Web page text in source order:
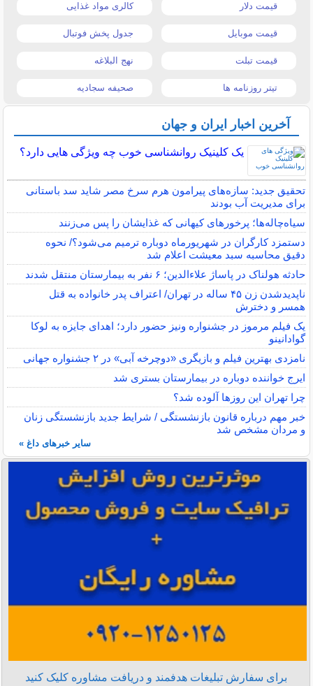
قیمت دلار کالری مواد غذایی
قیمت موبایل جدول پخش فوتبال
قیمت تبلت نهج البلاغه
تیتر روزنامه ها صحیفه سجادیه
آخرین اخبار ایران و جهان
یک کلینیک روانشناسی خوب چه ویژگی هایی دارد؟
تحقیق جدید: سازه‌های پیرامون هرم سرخ مصر شاید سد باستانی
برای مدیریت آب بودند
سیاه‌چاله‌ها؛ پرخورهای کیهانی که غذایشان را پس می‌زنند
دستمزد کارگران در شهریورماه دوباره ترمیم می‌شود؟/ نحوه
دقیق محاسبه سبد معیشت اعلام شد
حادثه هولناک در پاساژ علاءالدین؛ ۶ نفر به بیمارستان منتقل شدند
ناپدیدشدن زن ۴۵ ساله در تهران/ اعتراف پدر خانواده به قتل
همسر و دخترش
یک فیلم مرموز در جشنواره ونیز حضور دارد؛ اهدای جایزه به لوکا
گوادانینو
نامزدی بهترین فیلم و بازیگری «دوچرخه آبی» در ۲ جشنواره جهانی
ایرج خواننده دوباره در بیمارستان بستری شد
چرا تهران این روزها آلوده شد؟
خبر مهم درباره قانون بازنشستگی / شرایط جدید بازنشستگی زنان
و مردان مشخص شد
سایر خبرهای داغ »
برای سفارش تبلیغات هدفمند و دریافت مشاوره کلیک کنید